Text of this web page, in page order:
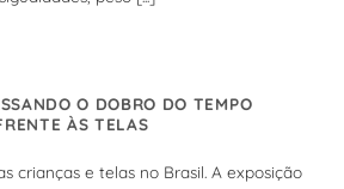
O DOBRO DO TEMPO
ÀS TELAS
crianças e telas no Brasil. A exposição